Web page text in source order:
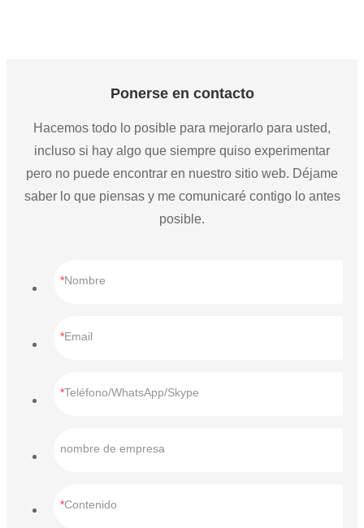
Ponerse en contacto
Hacemos todo lo posible para mejorarlo para usted,
incluso si hay algo que siempre quiso experimentar
pero no puede encontrar en nuestro sitio web. Déjame
saber lo que piensas y me comunicaré contigo lo antes
posible.
Nombre
Email
Teléfono/WhatsApp/Skype
nombre de empresa
Contenido